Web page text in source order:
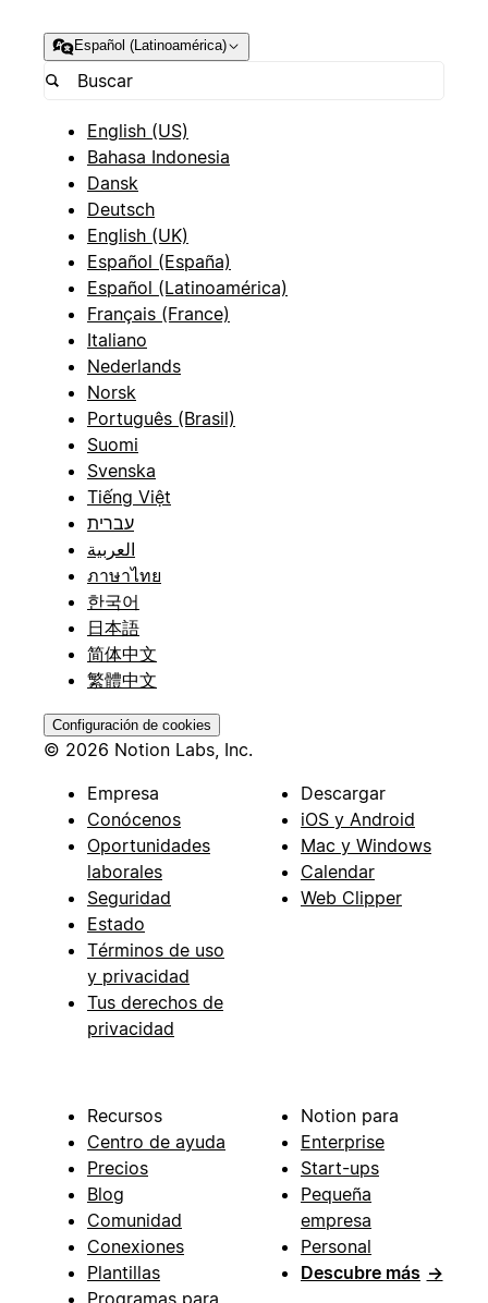
Español (Latinoamérica)
English (US)
Bahasa Indonesia
Dansk
Deutsch
English (UK)
Español (España)
Español (Latinoamérica)
Français (France)
Italiano
Nederlands
Norsk
Português (Brasil)
Suomi
Svenska
Tiếng Việt
עברית
العربية
ภาษาไทย
한국어
日本語
简体中文
繁體中文
Configuración de cookies
© 2026 Notion Labs, Inc.
Empresa
Conócenos
Oportunidades
laborales
Seguridad
Estado
Términos de uso
y privacidad
Tus derechos de
privacidad
Descargar
iOS y Android
Mac y Windows
Calendar
Web Clipper
Recursos
Centro de ayuda
Precios
Blog
Comunidad
Conexiones
Plantillas
Programas para
Notion para
Enterprise
Start-ups
Pequeña
empresa
Personal
Descubre más →